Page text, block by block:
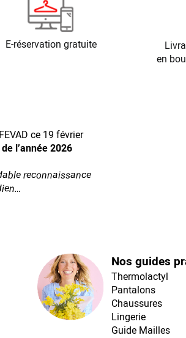
E-réservation gratuite
en
ce 19 février
l’année 2026
reconnaissance
Nos guides
Thermolactyl
Pantalons
Chaussures
Lingerie
Guide Mailles